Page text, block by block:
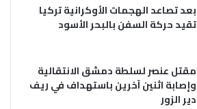
بعد تصاعد الهجمات الأوكرانية تركيا
تقيد حركة السفن بالبحر الأسود
مقتل عنصر لسلطة دمشق الانتقالية
وإصابة اثنين آخرين باستهداف في ريف
دير الزور